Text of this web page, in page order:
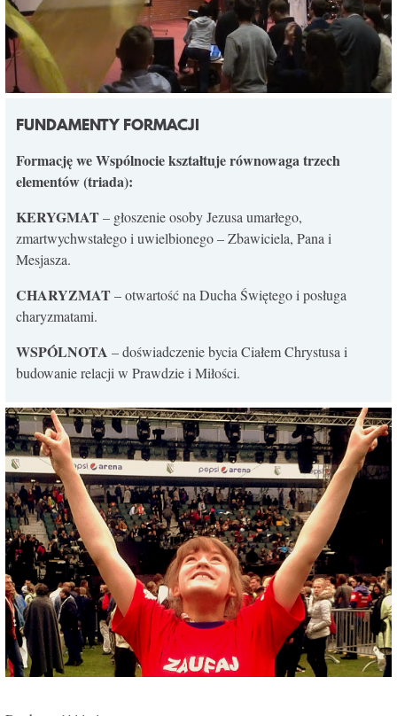
FUNDAMENTY FORMACJI
Formację we Wspólnocie kształtuje równowaga trzech
elementów (triada):
KERYGMAT– głoszenie osoby Jezusa umarłego,
zmartwychwstałego i uwielbionego – Zbawiciela, Pana i
Mesjasza.
CHARYZMAT– otwartość na Ducha Świętego i posługa
charyzmatami.
WSPÓLNOTA – doświadczenie bycia Ciałem Chrystusa i
budowanie relacji w Prawdzie i Miłości.